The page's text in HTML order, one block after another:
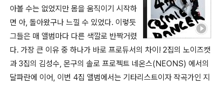
아볼 수는 없었지만 몸을 움직이기 시작하
면 아, 돌아왔구나 느낄 수 있었다. 이렇듯
그들은 매 앨범마다 다른 색깔로 반짝거렸
다. 가장 큰 이유 중 하나가 바로 프로듀서의 차이! 2집의 노이즈캣
과 3집의 김성수, 몬구의 솔로 프로젝트 네온스(NEONS) 에서의
달파란에 이어, 이번 4집 앨범에서는 기타리스트이자 작곡가인 지